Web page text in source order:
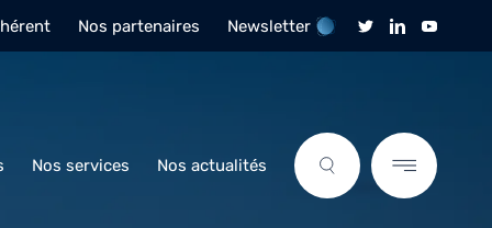
Nos partenaires Newsletter
Nos services Nos actualités